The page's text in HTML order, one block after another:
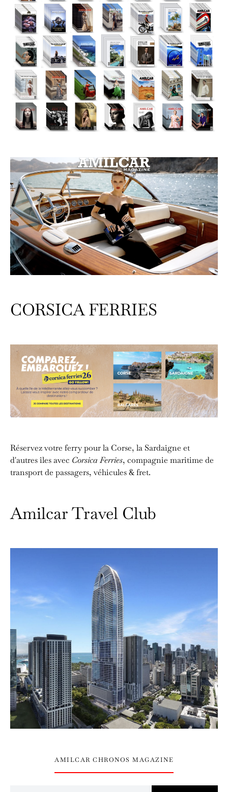
CORSICA FERRIES
Réservez votre ferry pour la Corse, la Sardaigne et
d'autres îles avec Corsica Ferries, compagnie maritime de
transport de passagers, véhicules & fret.
Amilcar Travel Club
AMILCAR CHRONOS MAGAZINE